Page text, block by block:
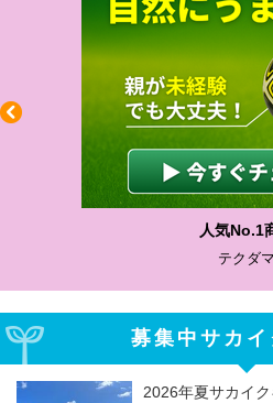
わかりやすい質問
サカイクサッカ
募集中サカイ
2026年夏サカイク